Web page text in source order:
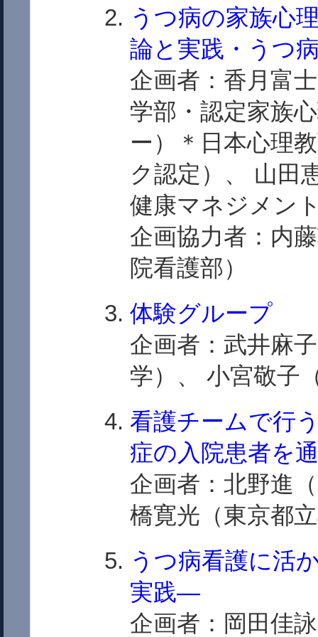
うつ病の家族心
論と実践・うつ
企画者：香月富
学部・認定家族
ー）＊日本心理
ク認定）、 山田
健康マネジメン
企画協力者：内
院看護部）
体験グループ
企画者：武井麻
学）、 小宮敬子
看護チームで行
症の入院患者を
企画者：北野進
橋寛光（東京都
うつ病看護に活
実践―
企画者：岡田佳